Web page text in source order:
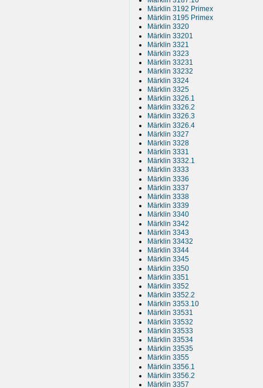
Märklin 3192 Primex
Märklin 3195 Primex
Märklin 3320
Märklin 33201
Märklin 3321
Märklin 3323
Märklin 33231
Märklin 33232
Märklin 3324
Märklin 3325
Märklin 3326.1
Märklin 3326.2
Märklin 3326.3
Märklin 3326.4
Märklin 3327
Märklin 3328
Märklin 3331
Märklin 3332.1
Märklin 3333
Märklin 3336
Märklin 3337
Märklin 3338
Märklin 3339
Märklin 3340
Märklin 3342
Märklin 3343
Märklin 33432
Märklin 3344
Märklin 3345
Märklin 3350
Märklin 3351
Märklin 3352
Märklin 3352.2
Märklin 3353.10
Märklin 33531
Märklin 33532
Märklin 33533
Märklin 33534
Märklin 33535
Märklin 3355
Märklin 3356.1
Märklin 3356.2
Märklin 3357